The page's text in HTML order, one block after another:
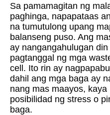
Sa pamamagitan ng
paghinga, napapataas
na tumutulong upang
balanseng puso. Ang
ay nangangahulugan
pagtanggal ng mga
cell. Ito rin ay
dahil ang mga baga ay
nang mas maayos,
posibilidad ng stress o
baga.